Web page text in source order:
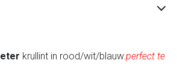
krullint in rood/wit/blauw.perfect te